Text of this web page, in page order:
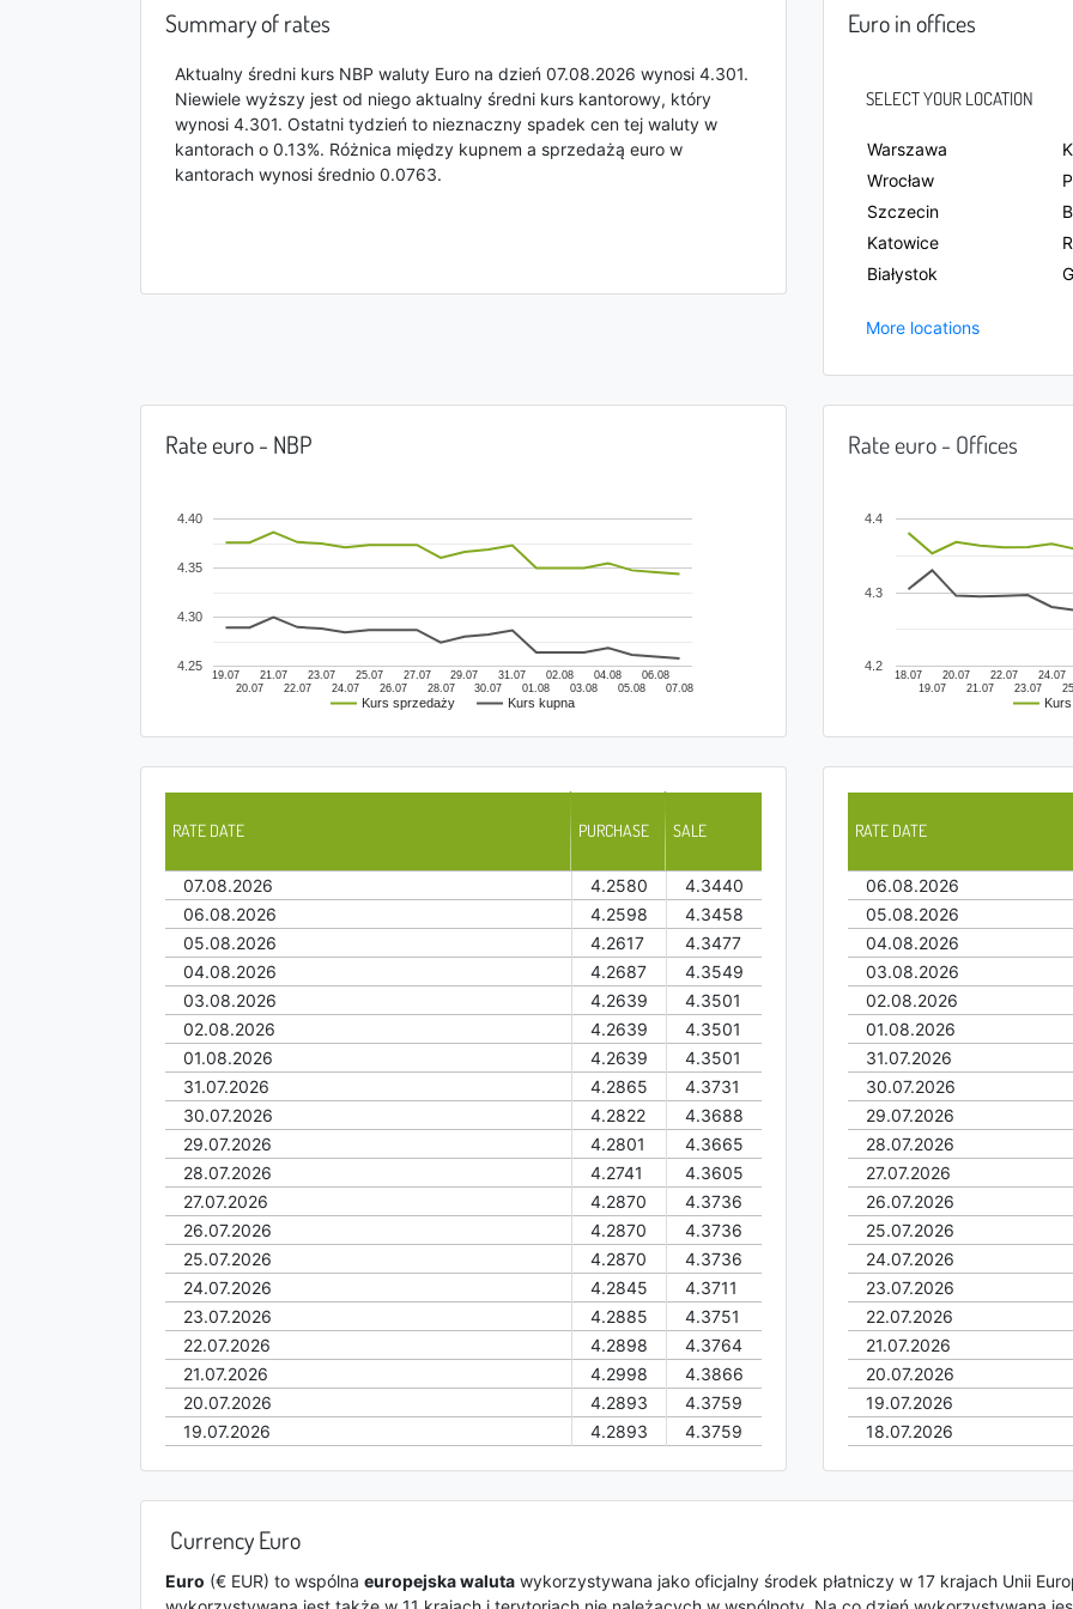
Malaysian
Summary of rates
Aktualny średni kurs NBP waluty Euro na dzień 07.08.2026 wynosi 4.301.
Niewiele wyższy jest od niego aktualny średni kurs kantorowy, który
wynosi 4.301. Ostatni tydzień to nieznaczny spadek cen tej waluty w
kantorach o 0.13%. Różnica między kupnem a sprzedażą euro w
kantorach wynosi średnio 0.0763.
Euro in offices
SELECT YOUR LOCATION
Warszawa
Wrocław
Szczecin
Katowice
Białystok
More locations
Rate euro - NBP
Kurs sprzedaży Kurs kupna
19.07
20.07
21.07
22.07
23.07
24.07
25.07
26.07
27.07
28.07
29.07
30.07
31.07
01.08
02.08
03.08
04.08
05.08
06.08
07.08
4.25
4.30
4.35
4.40
Rate euro - Offices
18.07
19.07
20.07
21.07
22.07
23.07
24.07
4.2
4.3
4.4
RATE DATE PURCHASE SALE
07.08.2026 4.2580
4.3440
06.08.2026
4.2598
4.3458
05.08.2026
4.2617
4.3477
04.08.2026
4.2687
4.3549
03.08.2026
4.2639
4.3501
02.08.2026
4.2639
4.3501
01.08.2026
4.2639
4.3501
31.07.2026
4.2865
4.3731
30.07.2026
4.2822
4.3688
29.07.2026
4.2801
4.3665
28.07.2026
4.2741
4.3605
27.07.2026
4.2870
4.3736
26.07.2026
4.2870
4.3736
25.07.2026
4.2870
4.3736
24.07.2026
4.2845
4.3711
23.07.2026
4.2885
4.3751
22.07.2026
4.2898
4.3764
21.07.2026
4.2998
4.3866
20.07.2026
4.2893
4.3759
19.07.2026
4.2893 4.3759
RATE DATE
06.08.2026
05.08.2026
04.08.2026
03.08.2026
02.08.2026
01.08.2026
31.07.2026
30.07.2026
29.07.2026
28.07.2026
27.07.2026
26.07.2026
25.07.2026
24.07.2026
23.07.2026
22.07.2026
21.07.2026
20.07.2026
19.07.2026
18.07.2026
Currency Euro
Euro (€ EUR) to wspólna europejska waluta wykorzystywana jako oficjalny środek płatniczy w 17 krajach Unii